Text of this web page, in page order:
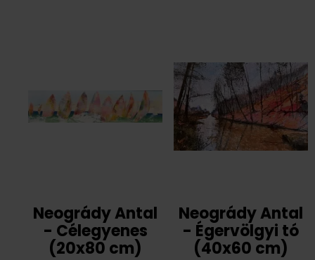
Neogrády Antal
- Célegyenes
(20x80 cm)
Neogrády Antal
- Égervölgyi tó
(40x60 cm)